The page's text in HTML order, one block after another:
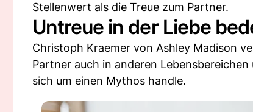
Stellenwert als die Treue zum Partner.
Untreue in der Liebe
Christoph Kraemer von Ashley Madison
Partner auch in anderen
sich um einen Mythos handle.